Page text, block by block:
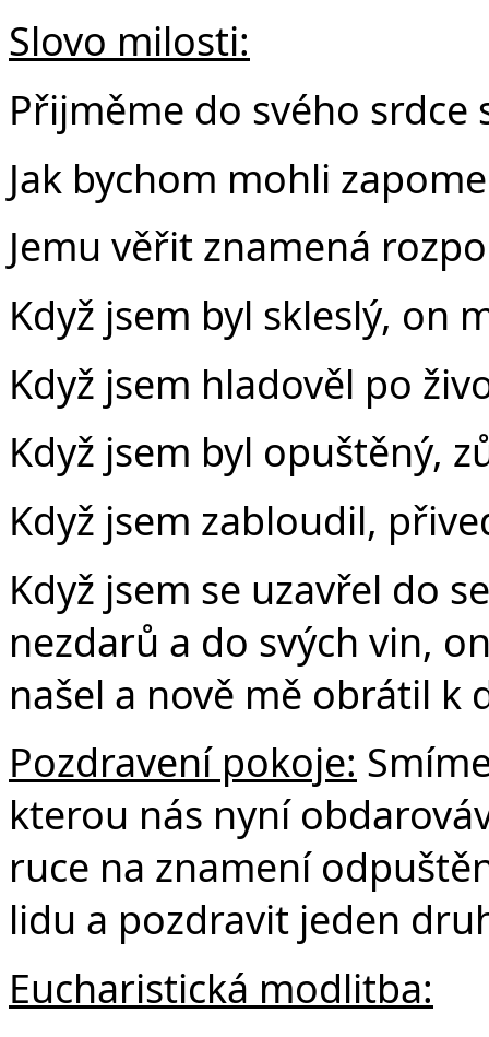
Slovo milosti:
Přijměme do svého
Jak bychom mohli
Jemu věřit znamená
Když jsem byl skleslý, on
Když jsem hladověl po
Když jsem byl opuštěný,
Když jsem zabloudil,
Když jsem se uzavřel do
nezdarů a do svých vin,
našel a nově mě obrátil k
Pozdravení pokoje:
kterou nás nyní
ruce na znamení
lidu a pozdravit jeden
Eucharistická modlitba: